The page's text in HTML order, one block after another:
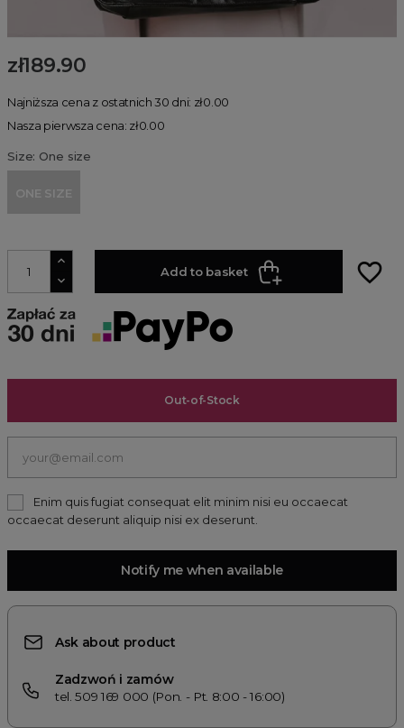
zł189.90
Najniższa cena z ostatnich 30 dni: zł0.00
Nasza pierwsza cena: zł0.00
Size: One size
ONE SIZE
Add to basket favorite_border
Out-of-Stock
Enim quis fugiat consequat elit minim nisi eu occaecat
occaecat deserunt aliquip nisi ex deserunt.
Notify me when available
Ask about product
Zadzwoń i zamów
tel. 509 169 000 (Pon. - Pt. 8:00 - 16:00)